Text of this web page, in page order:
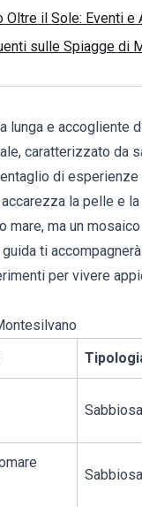
Oltre il Sole: Eventi
sulle Spiagge di
lunga e
caratterizzato da
di
la pelle e
mare, ma un
ti
per vivere
Sabbiosa
Sabbiosa